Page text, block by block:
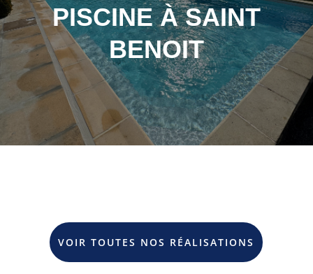
PISCINE À SAINT
BENOIT
VOIR TOUTES NOS RÉALISATIONS